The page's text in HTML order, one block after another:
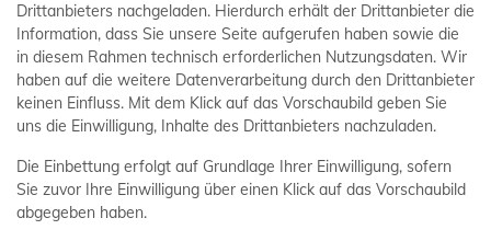
Drittanbieters nachgeladen. Hierdurch erhält der Drittanbieter die
Information, dass Sie unsere Seite aufgerufen haben sowie die
in diesem Rahmen technisch erforderlichen Nutzungsdaten. Wir
haben auf die weitere Datenverarbeitung durch den Drittanbieter
keinen Einfluss. Mit dem Klick auf das Vorschaubild geben Sie
uns die Einwilligung, Inhalte des Drittanbieters nachzuladen.
Die Einbettung erfolgt auf Grundlage Ihrer Einwilligung, sofern
Sie zuvor Ihre Einwilligung über einen Klick auf das Vorschaubild
abgegeben haben.